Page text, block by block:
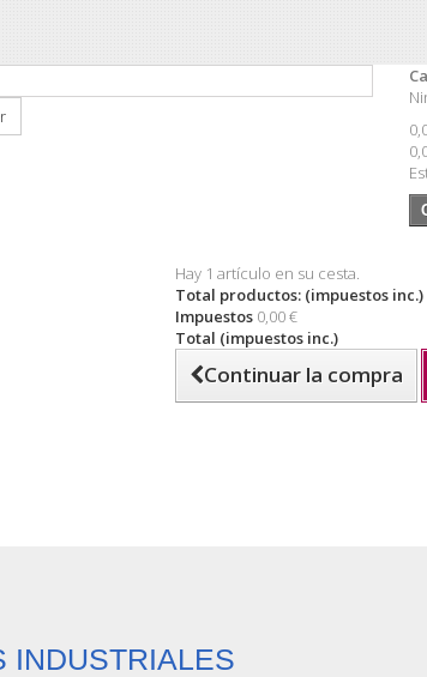
Hay 1 artículo en su cesta.
Total productos: (impuestos inc.)
Impuestos 0,00 €
Total (impuestos inc.)
Continuar la compra
INDUSTRIALES